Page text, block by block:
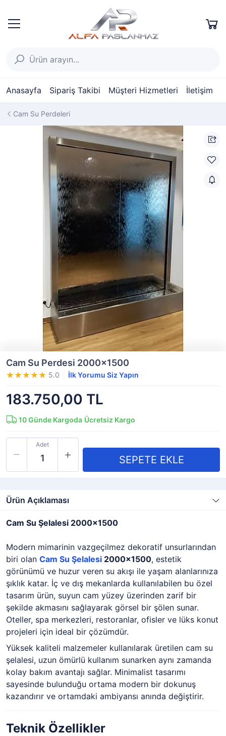
Anasayfa Sipariş Takibi Müşteri Hizmetleri İletişim
Cam Su Perdeleri
Cam Su Perdesi 2000x1500
5.0 İlk Yorumu Siz Yapın
183.750,00 TL
10Günde Kargoda Ücretsiz Kargo
Adet
Ürün Açıklaması
Cam Su Şelalesi 2000x1500
Modern mimarinin vazgeçilmez dekoratif unsurlarından
biri olan Cam Su Şelalesi 2000x1500, estetik
görünümü ve huzur veren su akışı ile yaşam alanlarınıza
şıklık katar. İç ve dış mekanlarda kullanılabilen bu özel
tasarım ürün, suyun cam yüzey üzerinden zarif bir
şekilde akmasını sağlayarak görsel bir şölen sunar.
Oteller, spa merkezleri, restoranlar, ofisler ve lüks konut
projeleri için ideal bir çözümdür.
Yüksek kaliteli malzemeler kullanılarak üretilen cam su
şelalesi, uzun ömürlü kullanım sunarken aynı zamanda
kolay bakım avantajı sağlar. Minimalist tasarımı
sayesinde bulunduğu ortama modern bir dokunuş
kazandırır ve ortamdaki ambiyansı anında değiştirir.
Teknik Özellikler